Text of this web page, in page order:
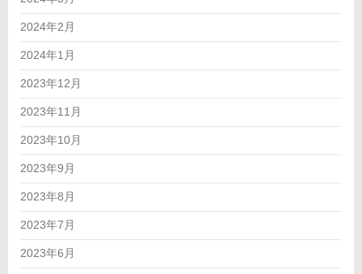
2024年2月
2024年1月
2023年12月
2023年11月
2023年10月
2023年9月
2023年8月
2023年7月
2023年6月